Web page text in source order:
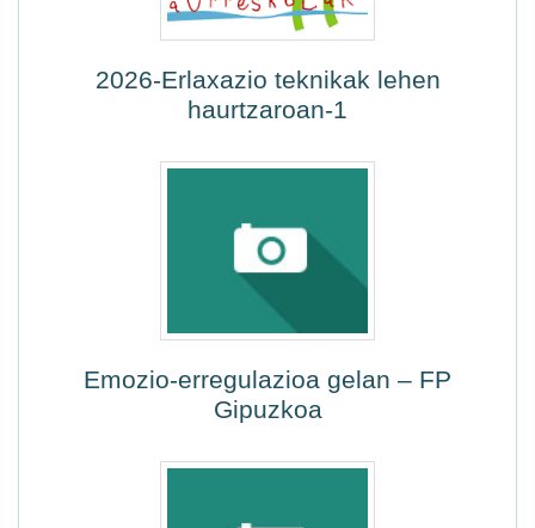
2026-Erlaxazio teknikak lehen
haurtzaroan-1
Emozio-erregulazioa gelan – FP
Gipuzkoa